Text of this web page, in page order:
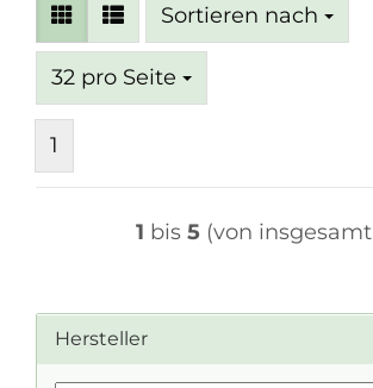
Sortieren nach
Sortieren nach
32 pro Seite
pro Seite
1
1 bis 5 (von insgesamt
Hersteller